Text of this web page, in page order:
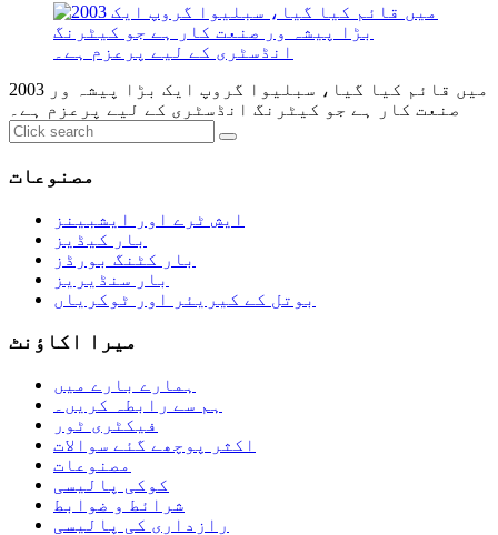
2003 میں قائم کیا گیا، سبلیوا گروپ ایک بڑا پیشہ ور
صنعت کار ہے جو کیٹرنگ انڈسٹری کے لیے پرعزم ہے۔
مصنوعات
ایش ٹرے اور ایشبینز
بار کیڈیز
بار کٹنگ بورڈز
بار سنڈیریز
بوتل کے کیریئر اور ٹوکریاں
میرا اکاؤنٹ
ہمارے بارے میں
ہم سے رابطہ کریں۔
فیکٹری ٹور
اکثر پوچھے گئے سوالات
مصنوعات
کوکی پالیسی
شرائط و ضوابط
رازداری کی پالیسی